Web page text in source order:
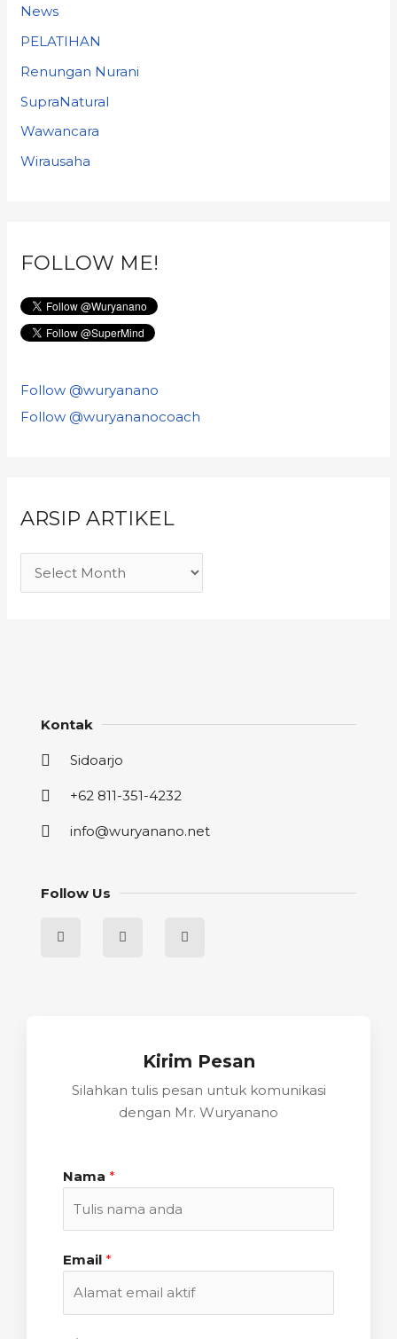
News
PELATIHAN
Renungan Nurani
SupraNatural
Wawancara
Wirausaha
FOLLOW ME!
Follow @wuryanano
Follow @wuryananocoach
ARSIP ARTIKEL
Kontak
Sidoarjo
+62 811-351-4232
info@wuryanano.net
Follow Us
Kirim Pesan
Silahkan tulis pesan untuk komunikasi
dengan Mr. Wuryanano
Nama *
Email *